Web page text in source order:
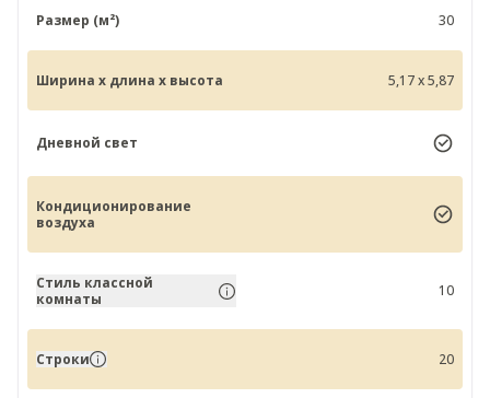
Размер (м²) 30
Ширина x длина x высота 5,17 x 5,87
Дневной свет
Кондиционирование
воздуха
Стиль классной
комнаты
10
Строки 20